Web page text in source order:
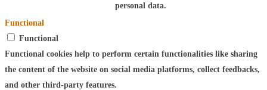
personal data.
Functional
Functional
Functional cookies help to perform certain functionalities like sharing
the content of the website on social media platforms, collect feedbacks,
and other third-party features.